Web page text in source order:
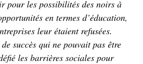
pour les possibilités des noirs à
en termes d’éducation,
leur étaient refusées.
succès qui ne pouvait pas être
les barrières sociales pour